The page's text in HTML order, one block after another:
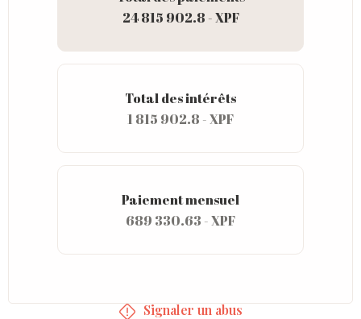
Paiement mensuel
689 330.63 - XPF
Total des intérêts
1 815 902.8 - XPF
24 815 902.8 - XPF
Signaler un abus